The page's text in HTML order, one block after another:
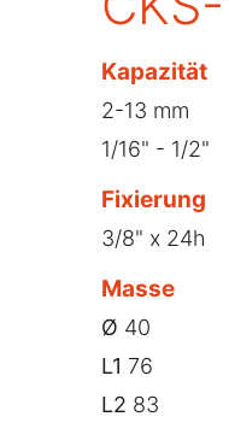
Kapazität
2-13 mm
1/16" - 1/2"
Fixierung
3/8" x 24h
Masse
Ø 40
L1 76
L2 83